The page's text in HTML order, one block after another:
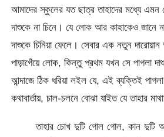
আমাদের স্কুলের যত ছাত্র তাহাদের মধ্যে এমন
দাশুকে না চিনে। যে লোক আর কাহাকেও জানে
দাশুকে চিনিয়া ফেলে। সেবার এক নতুন
পাড়াগেঁয়ে লোক, কিন্তু প্রথম যখন সে পাগলা
আন্দাজে ঠিক ধরিয়া লইল যে, এই ব্যক্তিই
কথাবার্তায়, চাল-চলনে বোঝা যাইত যে তাহার
তাহার চোখ দুটি গোল গোল, কান দুটি